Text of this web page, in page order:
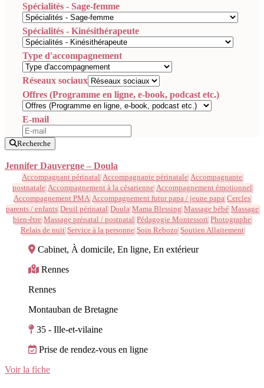
Spécialités - Sage-femme
Spécialités - Kinésithérapeute
Type d'accompagnement
Réseaux sociaux
Offres (Programme en ligne, e-book, podcast etc.)
E-mail
Recherche
Jennifer Dauvergne – Doula
Accompagnant périnatal Accompagnante périnatale Accompagnante
postnatale Accompagnement à la césarienne Accompagnement émotionnel
Accompagnement PMA Accompagnement futur papa / jeune papa Cercles
parents / enfants Deuil périnatal Doula Mama Blessing Massage bébé Massage
bien-être Massage prénatal / postnatal Pédagogie Montessori Photographe
Relais de nuit Service à la personne Soin Rebozo Soutien Allaitement
Cabinet, À domicile, En ligne, En extérieur
Rennes
Rennes
Montauban de Bretagne
35 - Ille-et-vilaine
Prise de rendez-vous en ligne
Voir la fiche